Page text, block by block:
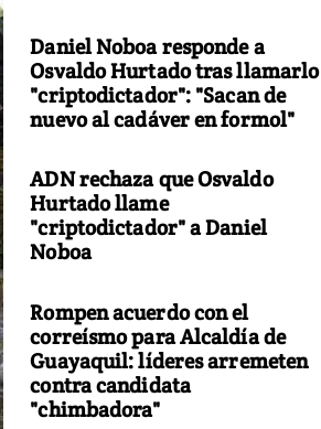
Daniel Noboa responde a
Osvaldo Hurtado tras llamarlo
"criptodictador": "Sacan de
nuevo al cadáver en formol"
ADN rechaza que Osvaldo
Hurtado llame
"criptodictador" a Daniel
Noboa
Rompen acuerdo con el
correísmo para Alcaldía de
Guayaquil: líderes arremeten
contra candidata
"chimbadora"